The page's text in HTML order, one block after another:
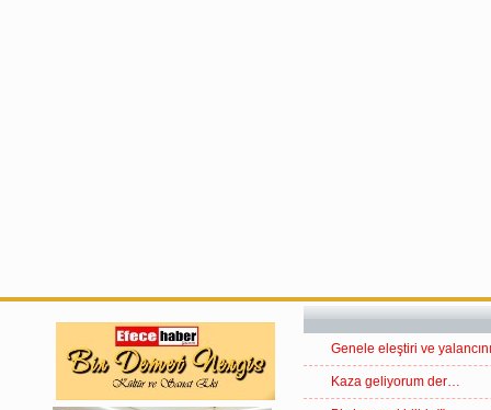
Genele eleştiri ve
Kaza geliyorum der…